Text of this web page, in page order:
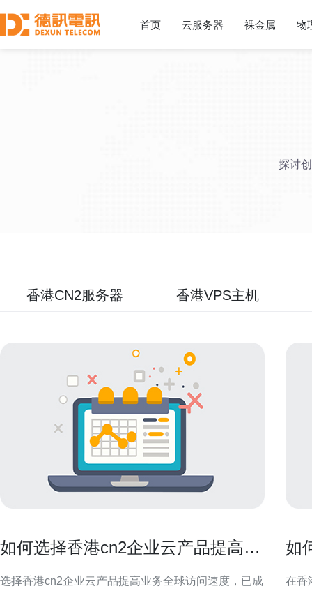
首页 云服务器 裸金属 物
探讨
香港CN2服务器 香港VPS主机
如何选择香港cn2企业云产品提高业
选择香港cn2企业云产品提高业务全球访问速度，已成
如
在香